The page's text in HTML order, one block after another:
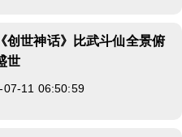
创世神话》比武斗仙全景俯
世
07-11 06:50:59